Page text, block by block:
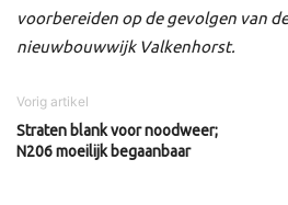
voorbereiden op de gevolgen van
nieuwbouwwijk Valkenhorst.
Vorig artikel
Straten blank voor noodweer;
N206 moeilijk begaanbaar